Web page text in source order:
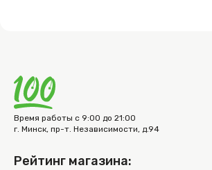
Время работы с 9:00 до 21:00
г. Минск, пр-т. Независимости, д.94
Рейтинг магазина: